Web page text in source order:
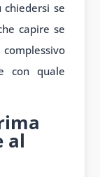
se
capire se
con quale
al